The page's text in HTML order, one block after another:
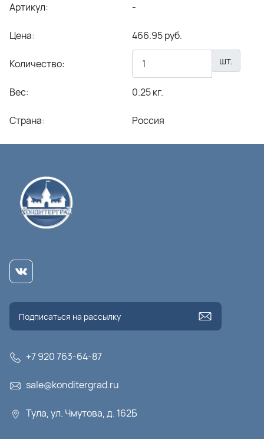
Артикул: -
Цена: 466.95 руб.
Количество: шт.
Вес: 0.25 кг.
Страна: Россия
+7 920 763-64-87
sale@konditergrad.ru
Тула, ул. Чмутова, д. 162Б